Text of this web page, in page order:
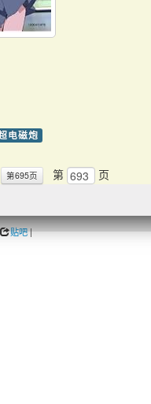
电磁炮
第695页 第 页
贴吧|